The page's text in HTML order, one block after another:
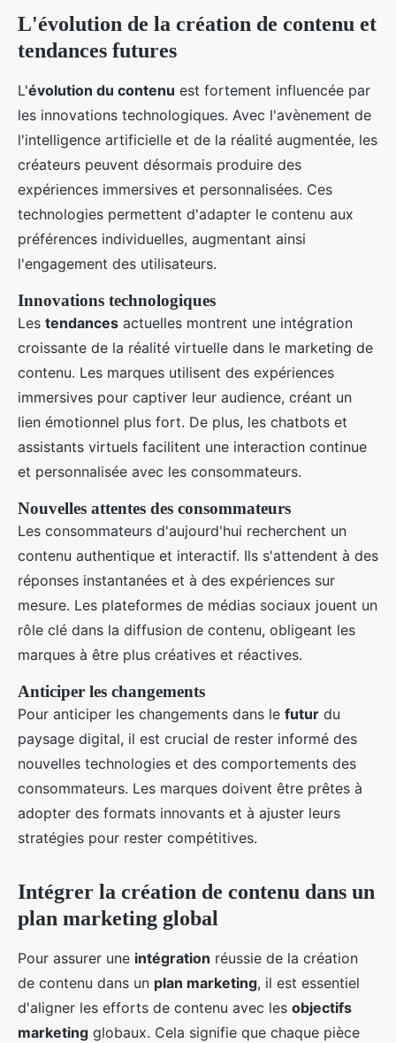
L'évolution de la création de contenu et
tendances futures
L'évolution du contenu est fortement influencée par
les innovations technologiques. Avec l'avènement de
l'intelligence artificielle et de la réalité augmentée, les
créateurs peuvent désormais produire des
expériences immersives et personnalisées. Ces
technologies permettent d'adapter le contenu aux
préférences individuelles, augmentant ainsi
l'engagement des utilisateurs.
Innovations technologiques
Les tendances actuelles montrent une intégration
croissante de la réalité virtuelle dans le marketing de
contenu. Les marques utilisent des expériences
immersives pour captiver leur audience, créant un
lien émotionnel plus fort. De plus, les chatbots et
assistants virtuels facilitent une interaction continue
et personnalisée avec les consommateurs.
Nouvelles attentes des consommateurs
Les consommateurs d'aujourd'hui recherchent un
contenu authentique et interactif. Ils s'attendent à des
réponses instantanées et à des expériences sur
mesure. Les plateformes de médias sociaux jouent un
rôle clé dans la diffusion de contenu, obligeant les
marques à être plus créatives et réactives.
Anticiper les changements
Pour anticiper les changements dans le futur du
paysage digital, il est crucial de rester informé des
nouvelles technologies et des comportements des
consommateurs. Les marques doivent être prêtes à
adopter des formats innovants et à ajuster leurs
stratégies pour rester compétitives.
Intégrer la création de contenu dans un
plan marketing global
Pour assurer une intégration réussie de la création
de contenu dans un plan marketing, il est essentiel
d'aligner les efforts de contenu avec les objectifs
marketing globaux. Cela signifie que chaque pièce